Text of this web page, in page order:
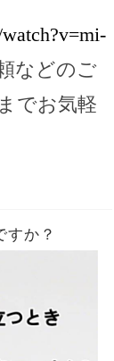
などのご
でお気軽
か？